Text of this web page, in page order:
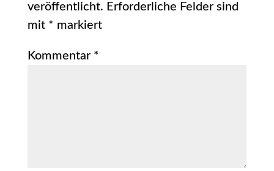
veröffentlicht. Erforderliche Felder sind
mit * markiert
Kommentar *